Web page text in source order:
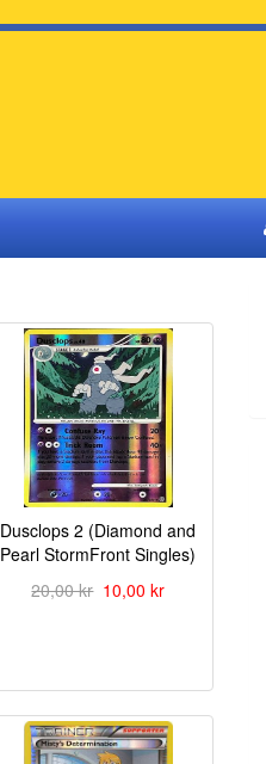
Dusclops 2 (Diamond and
Pearl StormFront Singles)
20,00 kr 10,00 kr